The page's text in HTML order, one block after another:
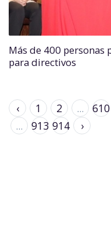
Más de 400 personas
para directivos
‹ 1 2 ... 610
...
913 914 ›